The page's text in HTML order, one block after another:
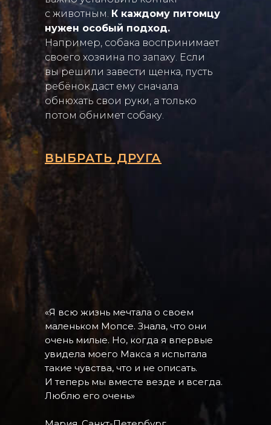
с животным. К каждому питомцу
нужен особый подход.
Например, собака воспринимает
своего хозяина по запаху. Если
вы решили завести щенка, пусть
ребёнок даст ему сначала
обнюхать свои руки, а только
потом обнимет собаку.
ВЫБРАТЬ ДРУГА
«Я всю жизнь мечтала о своем
маленьком Мопсе. Знала, что они
очень милые. Но, когда я впервые
увидела моего Макса я испытала
такие чувства, что и не описать.
И теперь мы вместе везде и всегда.
Люблю его очень»